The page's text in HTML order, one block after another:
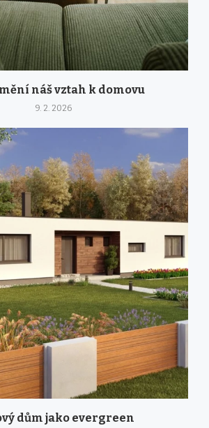
náš vztah k domovu
9. 2. 2026
dům jako evergreen